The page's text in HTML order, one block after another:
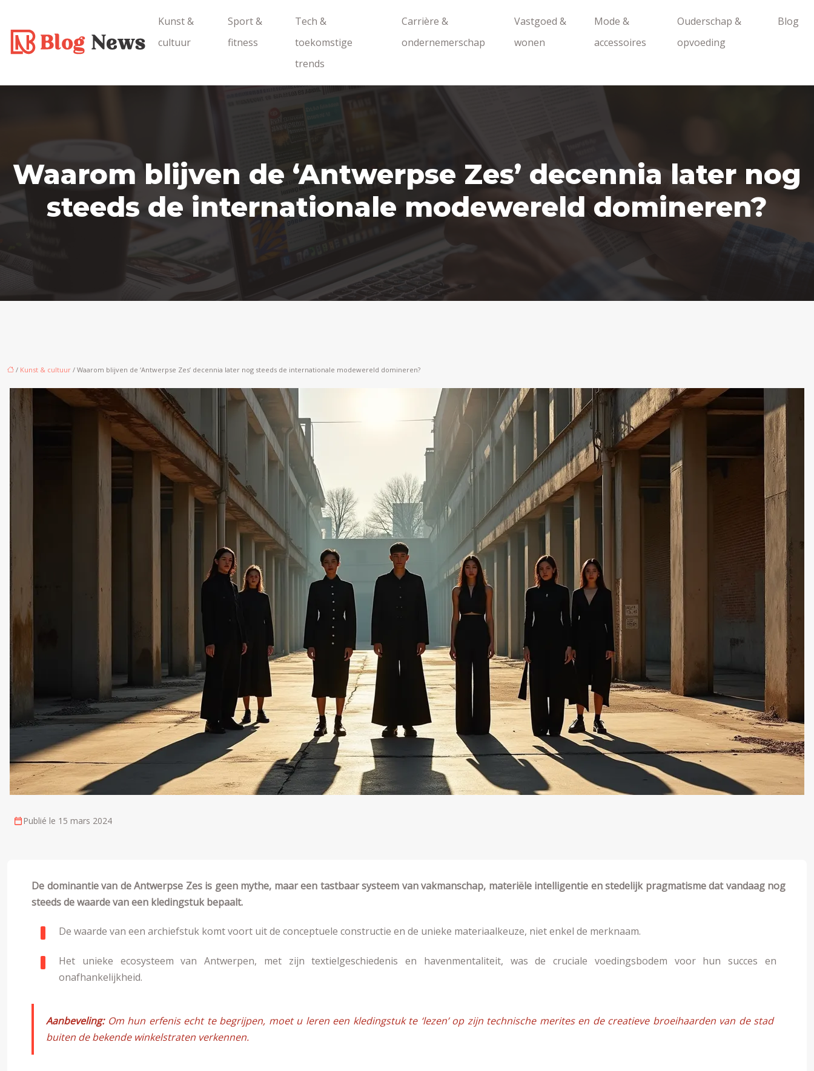
Kunst &
cultuur
Sport &
fitness
Tech &
toekomstige
trends
Carrière &
ondernemerschap
Vastgoed &
wonen
Mode &
accessoires
Ouderschap &
opvoeding
Blog
Waarom blijven de ‘Antwerpse Zes’ decennia later nog
steeds de internationale modewereld domineren?
/ Kunst & cultuur / Waarom blijven de ‘Antwerpse Zes’ decennia later nog steeds de internationale modewereld domineren?
Publié le 15 mars 2024
De dominantie van de Antwerpse Zes is geen mythe, maar een tastbaar systeem van vakmanschap, materiële intelligentie en stedelijk pragmatisme dat vandaag nog
steeds de waarde van een kledingstuk bepaalt.
De waarde van een archiefstuk komt voort uit de conceptuele constructie en de unieke materiaalkeuze, niet enkel de merknaam.
Het unieke ecosysteem van Antwerpen, met zijn textielgeschiedenis en havenmentaliteit, was de cruciale voedingsbodem voor hun succes en
onafhankelijkheid.
Aanbeveling:Om hun erfenis echt te begrijpen, moet u leren een kledingstuk te ‘lezen’ op zijn technische merites en de creatieve broeihaarden van de stad
buiten de bekende winkelstraten verkennen.